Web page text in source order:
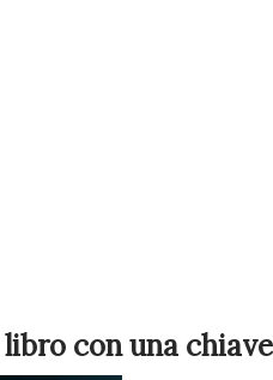
con una